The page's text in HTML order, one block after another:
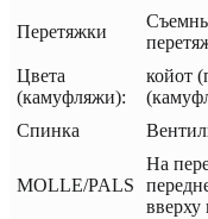
Перетяжки
Цвета
(камуфляжи):
койот
Спинка
MOLLE/PALS
На
вверху